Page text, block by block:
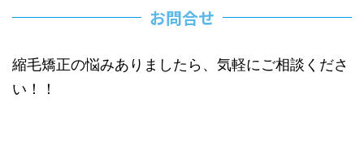
お問合せ
縮毛矯正の悩みありましたら、気軽にご相談くださ
い！！